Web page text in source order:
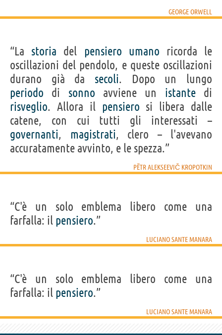
GEORGE ORWELL
“La storia del pensiero umano ricorda le
oscillazioni del pendolo, e queste oscillazioni
durano già da secoli. Dopo un lungo
periodo di sonno avviene un istantedi
risveglio. Allora il pensiero si libera dalle
catene, con cui tutti gli interessati –
governanti, magistrati, clero – l'avevano
accuratamente avvinto, e le spezza.”
PËTR ALEKSEEVIČ KROPOTKIN
“C'è un solo emblema libero come una
farfalla: il pensiero.”
LUCIANO SANTE MANARA
“C'è un solo emblema libero come una
farfalla: il pensiero.”
LUCIANO SANTE MANARA